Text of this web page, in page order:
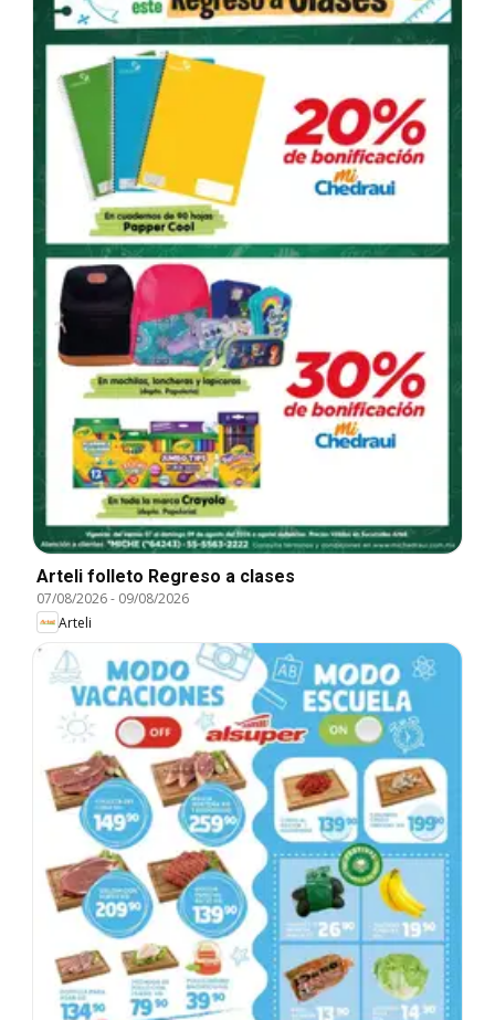
Arteli folleto Regreso a clases
07/08/2026- 09/08/2026
Arteli